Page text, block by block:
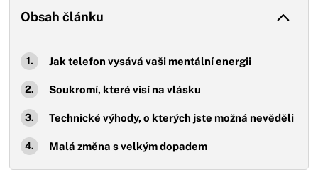
Obsah článku
Jak telefon vysává vaši mentální energii
Soukromí, které visí na vlásku
Technické výhody, o kterých jste možná nevěděli
Malá změna s velkým dopadem